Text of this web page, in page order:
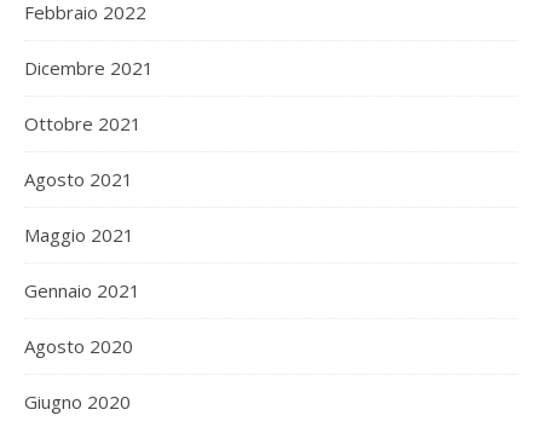
Febbraio 2022
Dicembre 2021
Ottobre 2021
Agosto 2021
Maggio 2021
Gennaio 2021
Agosto 2020
Giugno 2020